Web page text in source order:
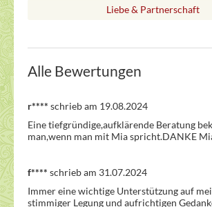
Liebe & Partnerschaft
Alle Bewertungen
r**** schrieb am 19.08.2024
Eine tiefgründige,aufklärende Beratung
man,wenn man mit Mia spricht.DANKE
f**** schrieb am 31.07.2024
Immer eine wichtige Unterstützung auf
stimmiger Legung und aufrichtigen